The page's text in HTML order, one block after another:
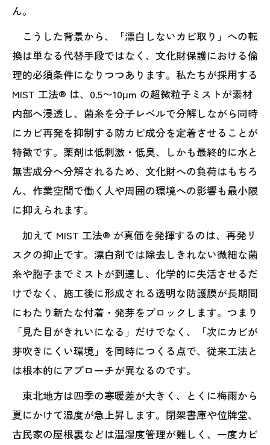
ん。
こうした背景から、「漂白しないカビ取り」への転
換は単なる代替手段ではなく、文化財保護における倫
理的必須条件になりつつあります。私たちが採用する
MIST 工法® は、0.5〜10μm の超微粒子ミストが素材
内部へ浸透し、菌糸を分子レベルで分解しながら同時
にカビ再発を抑制する防カビ成分を定着させることが
特徴です。薬剤は低刺激・低臭、しかも最終的に水と
無害成分へ分解されるため、文化財への負荷はもちろ
ん、作業空間で働く人や周囲の環境への影響も最小限
に抑えられます。
加えて MIST 工法® が真価を発揮するのは、再発リ
スクの抑止です。漂白剤では除去しきれない微細な菌
糸や胞子までミストが到達し、化学的に失活させるだ
けでなく、施工後に形成される透明な防護膜が長期間
にわたり新たな付着・発芽をブロックします。つまり
「見た目がきれいになる」だけでなく、「次にカビが
芽吹きにくい環境」を同時につくる点で、従来工法と
は根本的にアプローチが異なるのです。
東北地方は四季の寒暖差が大きく、とくに梅雨から
夏にかけて湿度が急上昇します。閉架書庫や位牌堂、
古民家の屋根裏などは温湿度管理が難しく、一度カビ